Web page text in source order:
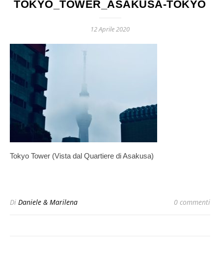
TOKYO_TOWER_ASAKUSA-TOKYO
12 Aprile 2020
Tokyo Tower (Vista dal Quartiere di Asakusa)
Di Daniele & Marilena 0 commenti